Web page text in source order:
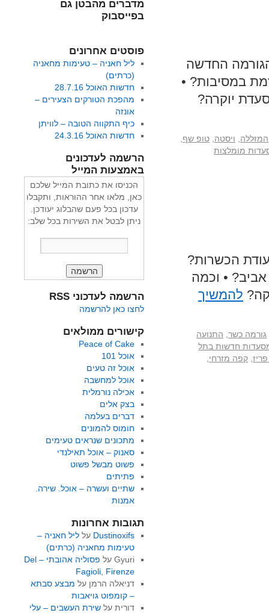
החדשה
במסיבות? •
יוקרה?
המזללה ויסטה טופ שף
מומלצות
הכשרות?
• וכמה
להמשיך
גורמה כשר התנועה
חדשות בתל
קפה מזרחי
מדברים מהבטן גם
בפייסבוק
פוסטים אחרונים
ליל חאניה – טעימות מחאניה
(כרתים)
חדשות האוכל 28.7.16
מהפכת הטורקים הצעירים –
אונזה
כיף התקווה הטובה – לוויתן
חדשות האוכל 24.3.16
הרשמה לעדכונים
באמצעות המייל
הכניסו את כתובת המייל שלכם
כאן, מלאו אחר ההוראות, ותקבלו
עדכון בכל פעם שהבלוג יעודכן.
ניתן לבטל את השירות בכל שלב:
הרשמה לעדכוני RSS
לחצו כאן להרשמה
קישורים ממולאים
Peace of Cake
אוכל 101
אוכל זה טעים
אוכל למחשבה
אכילה נורמלית
בצק אלים
דברים בעלמה
חומוס להמונים
מתכונים שנראים טעימים
סאנוק – אוכל תאילנדי
פשוט מבשל פשוט
פתיתים
שתיים ועשרה – אוכל. שירה.
אמנות
תגובות אחרונות
Dustinoxifs על ליל חאניה –
טעימות מחאניה (כרתים)
Gyuriעל
פסוליה אהובתי – Del
Fagioli, Firenze
דניאלה הרמן על מבצע סבתא
– קומפוט גויאבות
דוריתעל שירת העשבים – עלי